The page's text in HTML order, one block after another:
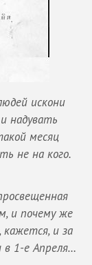
искони
надувать
месяц
не на кого.
и почему же
кажется, и за
1-е Апреля…